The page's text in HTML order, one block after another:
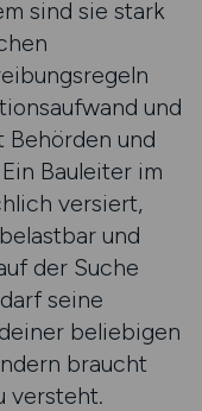
sind sie stark
und
Behörden und
Bauleiter im
versiert,
und
der Suche
seine
beliebigen
braucht
versteht.